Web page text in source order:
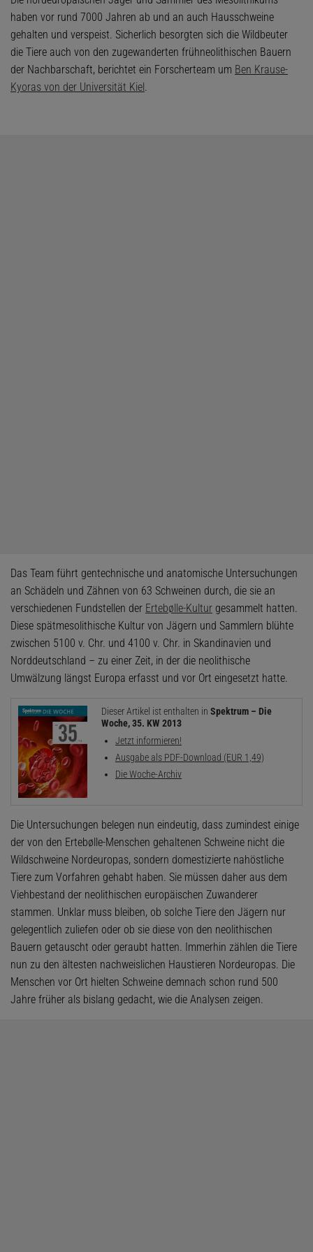
haben vor rund 7000 Jahren ab und an auch Hausschweine
gehalten und verspeist. Sicherlich besorgten sich die Wildbeuter
die Tiere auch von den zugewanderten frühneolithischen Bauern
der Nachbarschaft, berichtet ein Forscherteam um Ben Krause-
Kyoras von der Universität Kiel.
Das Team führt gentechnische und anatomische Untersuchungen
an Schädeln und Zähnen von 63 Schweinen durch, die sie an
verschiedenen Fundstellen der Ertebølle-Kultur gesammelt hatten.
Diese spätmesolithische Kultur von Jägern und Sammlern blühte
zwischen 5100 v. Chr. und 4100 v. Chr. in Skandinavien und
Norddeutschland – zu einer Zeit, in der die neolithische
Umwälzung längst Europa erfasst und vor Ort eingesetzt hatte.
Dieser Artikel ist enthalten in Spektrum – Die
Woche, 35. KW 2013
Jetzt informieren!
Ausgabe als PDF-Download (EUR 1,49)
Die Woche-Archiv
Die Untersuchungen belegen nun eindeutig, dass zumindest einige
der von den Ertebølle-Menschen gehaltenen Schweine nicht die
Wildschweine Nordeuropas, sondern domestizierte nahöstliche
Tiere zum Vorfahren gehabt haben. Sie müssen daher aus dem
Viehbestand der neolithischen europäischen Zuwanderer
stammen. Unklar muss bleiben, ob solche Tiere den Jägern nur
gelegentlich zuliefen oder ob sie diese von den neolithischen
Bauern getauscht oder geraubt hatten. Immerhin zählen die Tiere
nun zu den ältesten nachweislichen Haustieren Nordeuropas. Die
Menschen vor Ort hielten Schweine demnach schon rund 500
Jahre früher als bislang gedacht, wie die Analysen zeigen.